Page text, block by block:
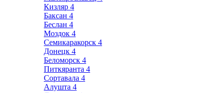
Кизляр 4
Баксан 4
Беслан 4
Моздок 4
Семикаракорск 4
Донецк 4
Беломорск 4
Питкяранта 4
Сортавала 4
Алушта 4